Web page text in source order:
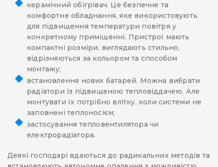
керамічний обігрівач. Це безпечне та
комфортне обладнання, яке використовують
для підвищення температури повітря у
конкретному приміщенні. Пристрої мають
компактні розміри, виглядають стильно,
відрізняються за кольором та способом
монтажу;
встановлення нових батарей. Можна вибрати
радіатори із підвищеною тепловіддачею. Але
монтувати їх потрібно влітку, коли системи не
заповнені теплоносієм;
застосування тепловентилятора чи
електрорадіатора.
Деякі господарі вдаються до радикальних методів та